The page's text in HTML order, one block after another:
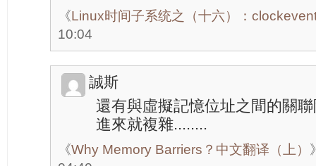
《Linux时间子系统之（十六）：
10:04
誠斯
還有與虛擬記憶位址之間的關
進來就複雜........
《Why Memory Barriers？中文翻译（上）